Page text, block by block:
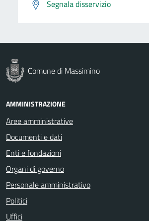
Segnala disservizio
Comune di Massimino
AMMINISTRAZIONE
Aree amministrative
Documenti e dati
Enti e fondazioni
Organi di governo
Personale amministrativo
Politici
Uffici